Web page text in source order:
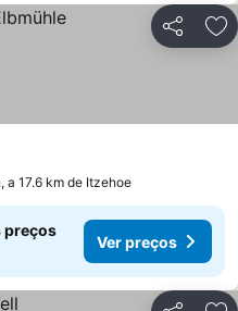
Partilhar
a 17.6 km de Itzehoe
preços
Ver preços